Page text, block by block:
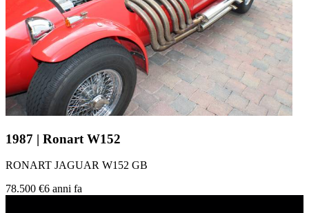
1987 | Ronart W152
RONART JAGUAR W152 GB
78.500 €6 anni fa